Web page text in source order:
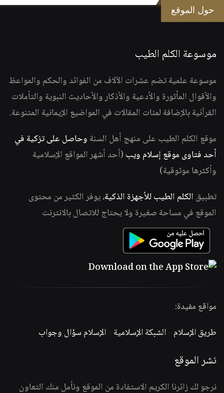
حول الموقع
موسوعة الكلم الطيب
موسوعة علمية تضم عشرات الآلاف من الفوائد والحكم والمواعظ
والأقوال المأثورة والأدعية والأذكار والأحاديث النبوية والتأملات
القرآنية بالإضافة لمئات المقالات في المواضيع الإيمانية المتنوعة.
موقع الكلم الطيب على منهج أهل السنة وحاصل على تزكية في
أحد فتاوى موقع إسلام ويب (أحد أشهر المواقع الإسلامية
وأكثرها موثوقية)
تطبيق الكلم الطيب للأجهزة الذكية، يوفر الكثير من محتوى
الموقع في مساحة صغيرة ولا يحتاج للاتصال بالانترنت
مواقع مفيدة:
طريق الإسلام -الشبكة الإسلامية -الإسلام سؤال وجواب
نشر الموقع
نرجو لك زائرنا الكريم الاستفادة من الموقع ونأمل منك التعاون